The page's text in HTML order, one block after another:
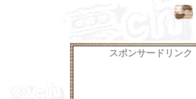
スポンサードリンク